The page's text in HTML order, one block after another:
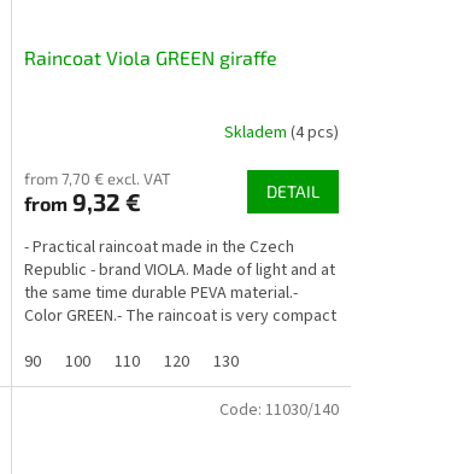
Raincoat Viola GREEN giraffe
Skladem (4 pcs)
from 7,70 € excl. VAT
from9,32 € DETAIL
- Practical raincoat made in the Czech
Republic - brand VIOLA. Made of light and at
the same time durable PEVA material.-
Color GREEN.- The raincoat is very compact
90
100 110 120 130
Code: 11030/140